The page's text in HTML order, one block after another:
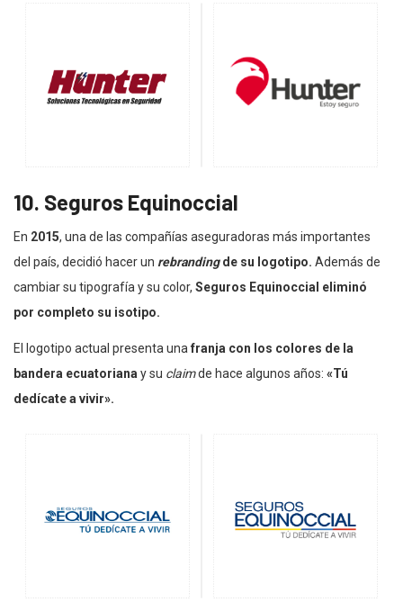
10. Seguros Equinoccial
En 2015, una de las compañías aseguradoras más importantes
del país, decidió hacer un rebrandingde su logotipo. Además de
cambiar su tipografía y su color, Seguros Equinoccial eliminó
por completo su isotipo.
El logotipo actual presenta una franja con los colores de la
bandera ecuatoriana y su claimde hace algunos años: «Tú
dedícate a vivir».